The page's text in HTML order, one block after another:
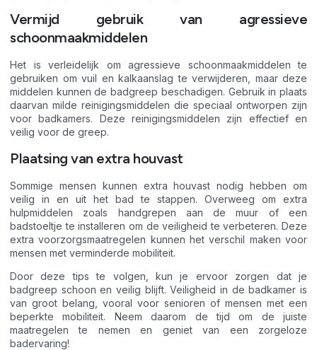
Vermijd gebruik van agressieve
schoonmaakmiddelen
Het is verleidelijk om agressieve schoonmaakmiddelen te
gebruiken om vuil en kalkaanslag te verwijderen, maar deze
middelen kunnen de badgreep beschadigen. Gebruik in plaats
daarvan milde reinigingsmiddelen die speciaal ontworpen zijn
voor badkamers. Deze reinigingsmiddelen zijn effectief en
veilig voor de greep.
Plaatsing van extra houvast
Sommige mensen kunnen extra houvast nodig hebben om
veilig in en uit het bad te stappen. Overweeg om extra
hulpmiddelen zoals handgrepen aan de muur of een
badstoeltje te installeren om de veiligheid te verbeteren. Deze
extra voorzorgsmaatregelen kunnen het verschil maken voor
mensen met verminderde mobiliteit.
Door deze tips te volgen, kun je ervoor zorgen dat je
badgreep schoon en veilig blijft. Veiligheid in de badkamer is
van groot belang, vooral voor senioren of mensen met een
beperkte mobiliteit. Neem daarom de tijd om de juiste
maatregelen te nemen en geniet van een zorgeloze
badervaring!